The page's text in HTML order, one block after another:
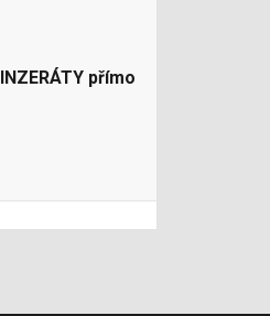
přímo